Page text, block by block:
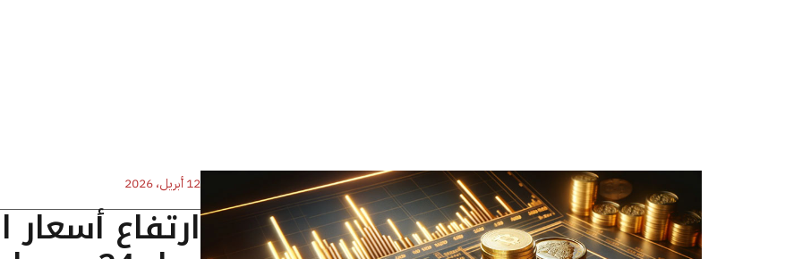
12 أبريل، 2026
ارتفاع